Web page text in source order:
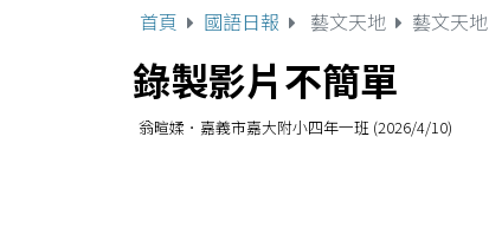
首頁 國語日報 藝文天地 藝文天地
錄製影片不簡單
翁暄媃．嘉義市嘉大附小四年一班 (2026/4/10)